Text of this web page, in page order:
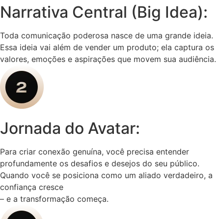
Narrativa Central (Big Idea):
Toda comunicação poderosa nasce de uma grande ideia.
Essa ideia vai além de vender um produto; ela captura os
valores, emoções e aspirações que movem sua audiência.
Jornada do Avatar:
Para criar conexão genuína, você precisa entender
profundamente os desafios e desejos do seu público.
Quando você se posiciona como um aliado verdadeiro, a
confiança cresce
– e a transformação começa.